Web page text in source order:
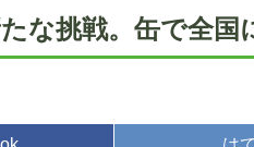
な挑戦。缶で全